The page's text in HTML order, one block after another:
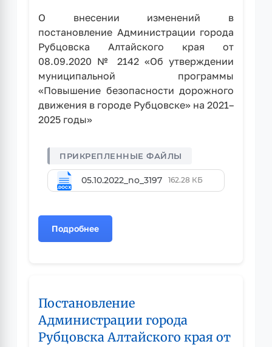
О внесении изменений в
постановление Администрации города
Рубцовска Алтайского края от
08.09.2020 № 2142 «Об утверждении
муниципальной программы
«Повышение безопасности дорожного
движения в городе Рубцовске» на 2021–
2025 годы»
05.10.2022_no_3197 162.28 КБ
Подробнее
о
Алтайского
края
05.10.2022
Постановление
Администрации города
Рубцовска Алтайского края от